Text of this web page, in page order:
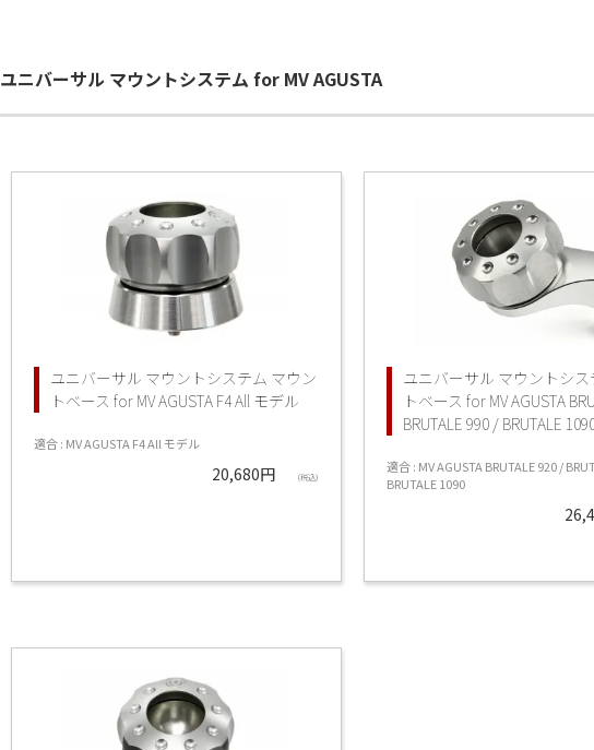
ユニバーサル マウントシステム for MV AGUSTA
ユニバーサル マウントシステム マウン
トベース for MV AGUSTA F4 All モデル
適合 : MV AGUSTA F4 All モデル
20,680円 (税込)
ユニバーサル マウントシ
トベース for MV AGUSTA
BRUTALE 990 / BRUTALE
適合 : MV AGUSTA BRUTALE 920 /
BRUTALE 1090